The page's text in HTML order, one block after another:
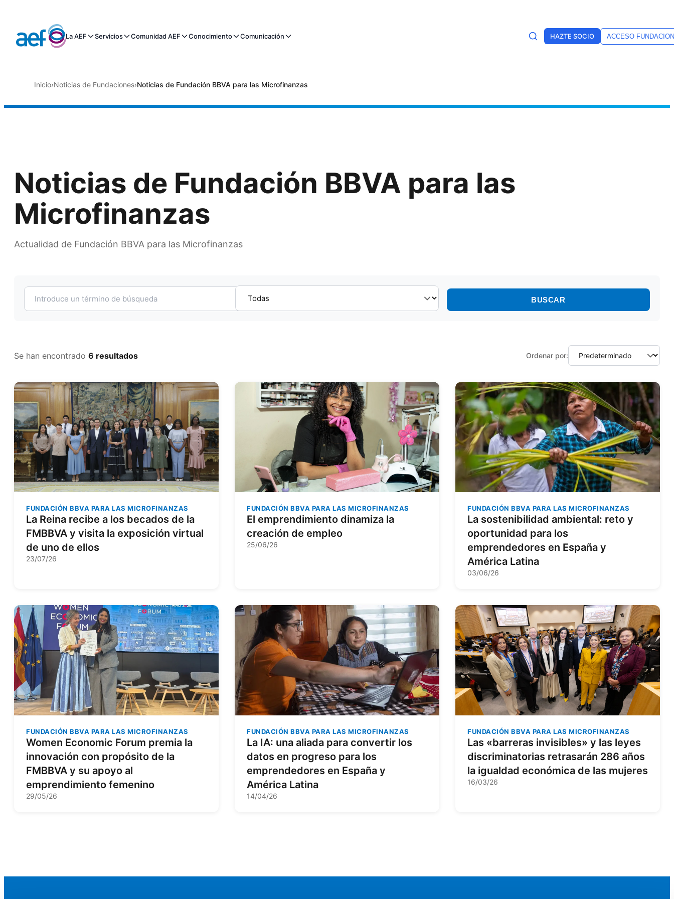
La AEF Servicios Comunidad AEF Conocimiento Comunicación HAZTE SOCIO ACCESO
Inicio›Noticias de Fundaciones›Noticias de Fundación BBVA para las Microfinanzas
Noticias de Fundación BBVA para las
Microfinanzas
Actualidad de Fundación BBVA para las Microfinanzas
BUSCAR
Se han encontrado 6 resultados Ordenar por:
FUNDACIÓN BBVA PARA LAS MICROFINANZAS
La Reina recibe a los becados de la
FMBBVA y visita la exposición virtual
de uno de ellos
23/07/26
FUNDACIÓN BBVA PARA LAS MICROFINANZAS
El emprendimiento dinamiza la
creación de empleo
25/06/26
FUNDACIÓN BBVA PARA LAS MICROFINANZAS
La sostenibilidad ambiental: reto y
oportunidad para los
emprendedores en España y
América Latina
03/06/26
FUNDACIÓN BBVA PARA LAS MICROFINANZAS
Women Economic Forum premia la
innovación con propósito de la
FMBBVA y su apoyo al
emprendimiento femenino
29/05/26
FUNDACIÓN BBVA PARA LAS MICROFINANZAS
La IA: una aliada para convertir los
datos en progreso para los
emprendedores en España y
América Latina
14/04/26
FUNDACIÓN BBVA PARA LAS MICROFINANZAS
Las «barreras invisibles» y las leyes
discriminatorias retrasarán 286 años
la igualdad económica de las mujeres
16/03/26